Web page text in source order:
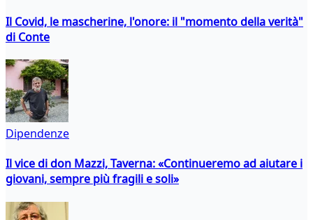
Il Covid, le mascherine, l'onore: il "momento della verità"
di Conte
Dipendenze
Il vice di don Mazzi, Taverna: «Continueremo ad aiutare i
giovani, sempre più fragili e soli»